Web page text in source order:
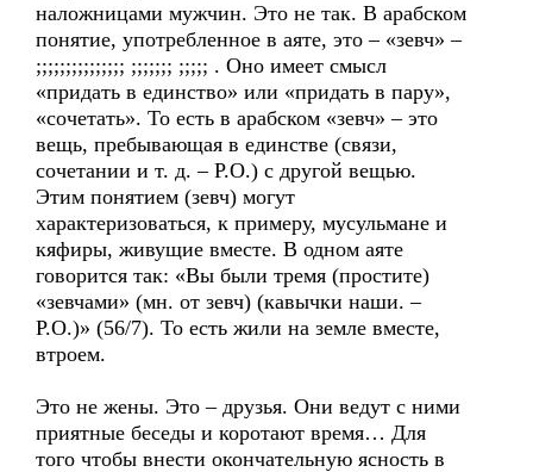
наложницами мужчин. Это не так. В арабском
понятие, употребленное в аяте, это – «зевч» –
;;;;;;;;;;;;;;; ;;;;;;; ;;;;; . Оно имеет смысл
«придать в единство» или «придать в пару»,
«сочетать». То есть в арабском «зевч» – это
вещь, пребывающая в единстве (связи,
сочетании и т. д. – Р.О.) с другой вещью.
Этим понятием (зевч) могут
характеризоваться, к примеру, мусульмане и
кяфиры, живущие вместе. В одном аяте
говорится так: «Вы были тремя (простите)
«зевчами» (мн. от зевч) (кавычки наши. –
Р.О.)» (56/7). То есть жили на земле вместе,
втроем.
Это не жены. Это – друзья. Они ведут с ними
приятные беседы и коротают время… Для
того чтобы внести окончательную ясность в